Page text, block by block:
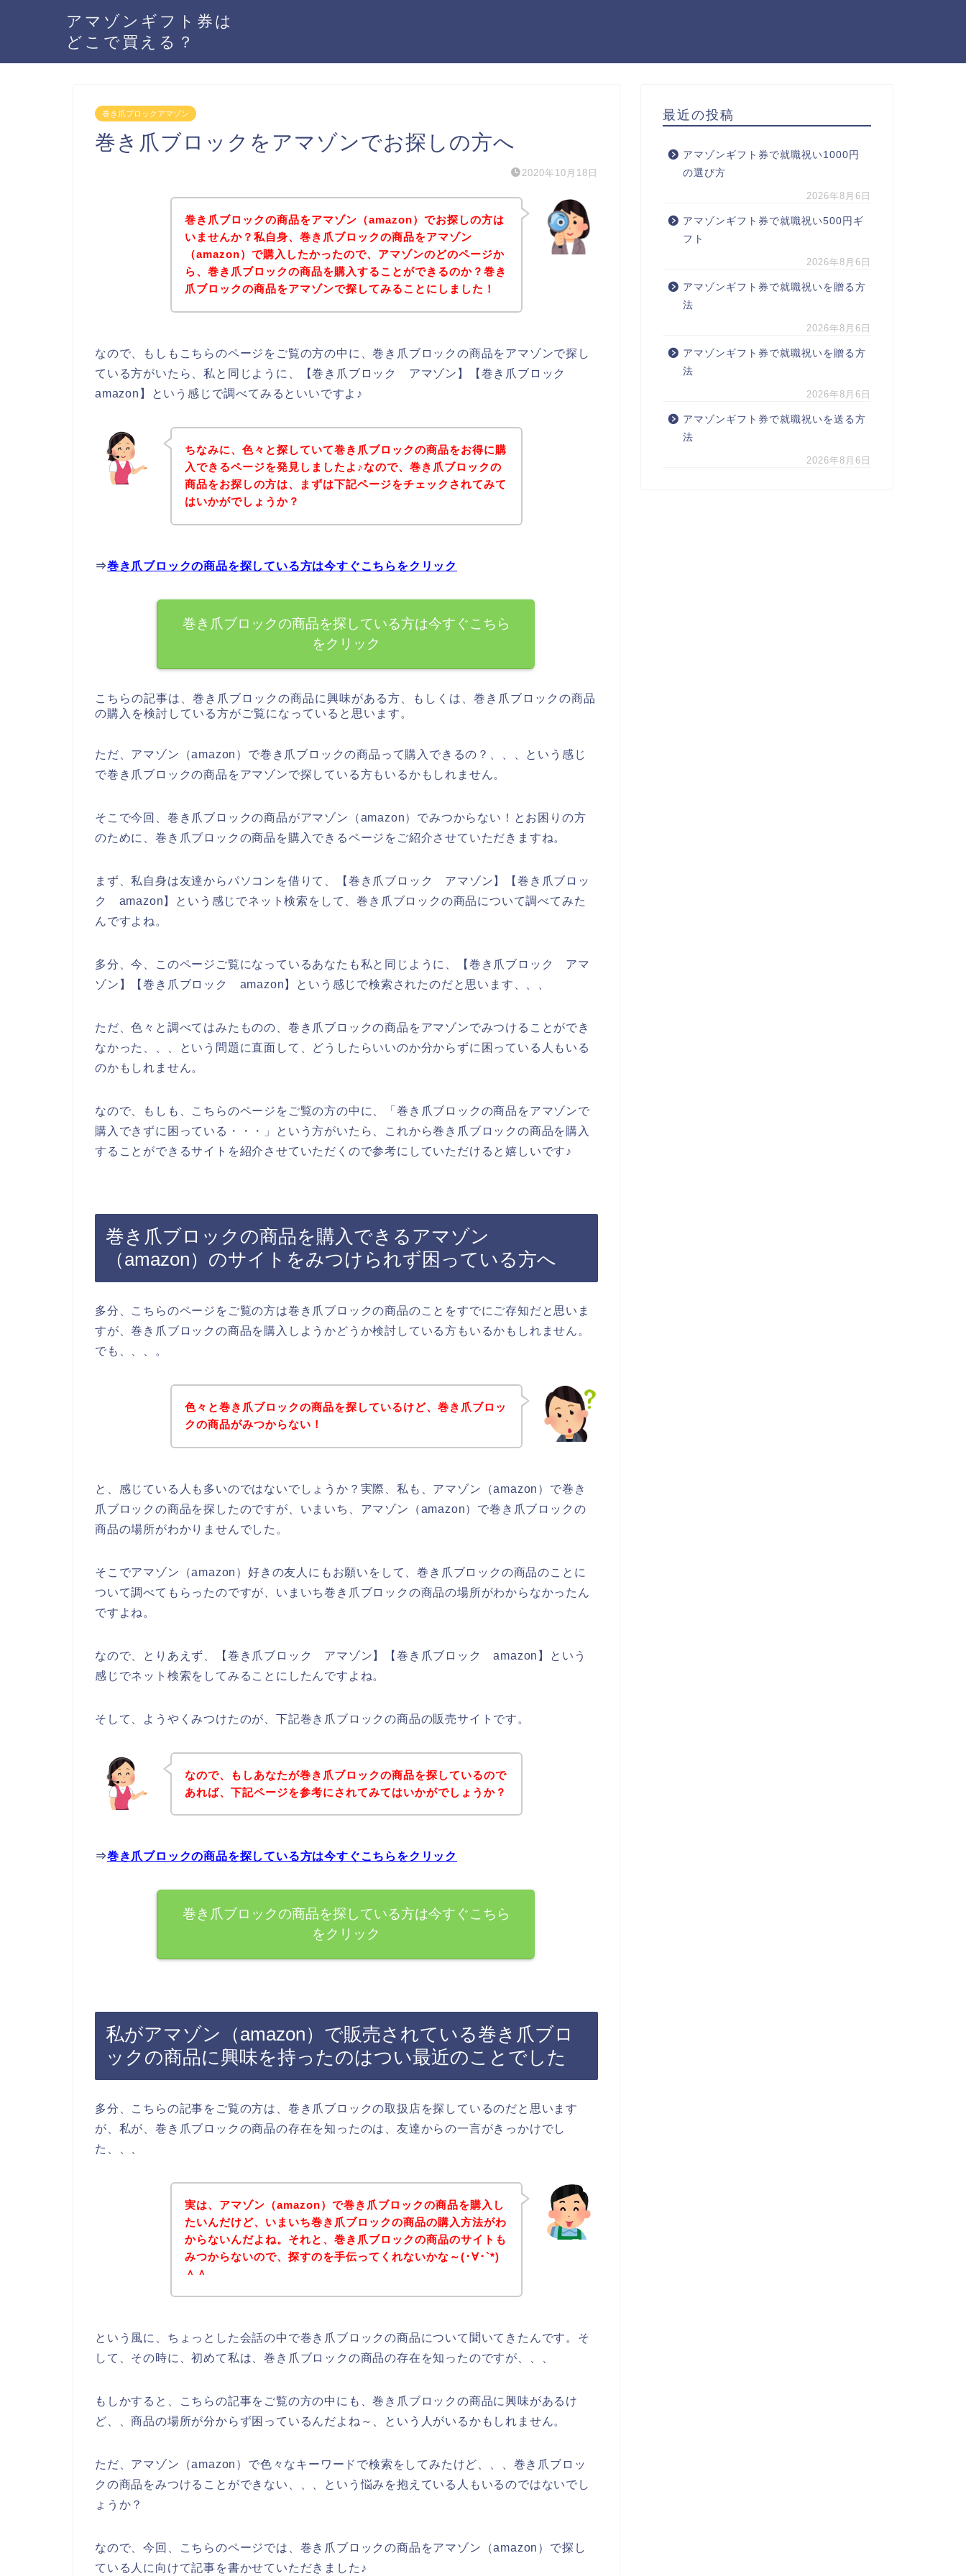
アマゾンギフト券は
どこで買える？
巻き爪ブロックアマゾン
巻き爪ブロックをアマゾンでお探しの方へ
2020年10月18日
巻き爪ブロックの商品をアマゾン（amazon）でお探しの方は
いませんか？私自身、巻き爪ブロックの商品をアマゾン
（amazon）で購入したかったので、アマゾンのどのページか
ら、巻き爪ブロックの商品を購入することができるのか？巻き
爪ブロックの商品をアマゾンで探してみることにしました！
なので、もしもこちらのページをご覧の方の中に、巻き爪ブロックの商品をアマゾンで探し
ている方がいたら、私と同じように、【巻き爪ブロック アマゾン】【巻き爪ブロック
amazon】という感じで調べてみるといいですよ♪
ちなみに、色々と探していて巻き爪ブロックの商品をお得に購
入できるページを発見しましたよ♪なので、巻き爪ブロックの
商品をお探しの方は、まずは下記ページをチェックされてみて
はいかがでしょうか？
⇒巻き爪ブロックの商品を探している方は今すぐこちらをクリック
巻き爪ブロックの商品を探している方は今すぐこちら
をクリック
こちらの記事は、巻き爪ブロックの商品に興味がある方、もしくは、巻き爪ブロックの商品
の購入を検討している方がご覧になっていると思います。
ただ、アマゾン（amazon）で巻き爪ブロックの商品って購入できるの？、、、という感じ
で巻き爪ブロックの商品をアマゾンで探している方もいるかもしれません。
そこで今回、巻き爪ブロックの商品がアマゾン（amazon）でみつからない！とお困りの方
のために、巻き爪ブロックの商品を購入できるページをご紹介させていただきますね。
まず、私自身は友達からパソコンを借りて、【巻き爪ブロック アマゾン】【巻き爪ブロッ
ク amazon】という感じでネット検索をして、巻き爪ブロックの商品について調べてみた
んですよね。
多分、今、このページご覧になっているあなたも私と同じように、【巻き爪ブロック アマ
ゾン】【巻き爪ブロック amazon】という感じで検索されたのだと思います、、、
ただ、色々と調べてはみたものの、巻き爪ブロックの商品をアマゾンでみつけることができ
なかった、、、という問題に直面して、どうしたらいいのか分からずに困っている人もいる
のかもしれません。
なので、もしも、こちらのページをご覧の方の中に、「巻き爪ブロックの商品をアマゾンで
購入できずに困っている・・・」という方がいたら、これから巻き爪ブロックの商品を購入
することができるサイトを紹介させていただくので参考にしていただけると嬉しいです♪
巻き爪ブロックの商品を購入できるアマゾン
（amazon）のサイトをみつけられず困っている方へ
多分、こちらのページをご覧の方は巻き爪ブロックの商品のことをすでにご存知だと思いま
すが、巻き爪ブロックの商品を購入しようかどうか検討している方もいるかもしれません。
でも、、、。
色々と巻き爪ブロックの商品を探しているけど、巻き爪ブロッ
クの商品がみつからない！
と、感じている人も多いのではないでしょうか？実際、私も、アマゾン（amazon）で巻き
爪ブロックの商品を探したのですが、いまいち、アマゾン（amazon）で巻き爪ブロックの
商品の場所がわかりませんでした。
そこでアマゾン（amazon）好きの友人にもお願いをして、巻き爪ブロックの商品のことに
ついて調べてもらったのですが、いまいち巻き爪ブロックの商品の場所がわからなかったん
ですよね。
なので、とりあえず、【巻き爪ブロック アマゾン】【巻き爪ブロック amazon】という
感じでネット検索をしてみることにしたんですよね。
そして、ようやくみつけたのが、下記巻き爪ブロックの商品の販売サイトです。
なので、もしあなたが巻き爪ブロックの商品を探しているので
あれば、下記ページを参考にされてみてはいかがでしょうか？
⇒巻き爪ブロックの商品を探している方は今すぐこちらをクリック
巻き爪ブロックの商品を探している方は今すぐこちら
をクリック
私がアマゾン（amazon）で販売されている巻き爪ブロ
ックの商品に興味を持ったのはつい最近のことでした
多分、こちらの記事をご覧の方は、巻き爪ブロックの取扱店を探しているのだと思います
が、私が、巻き爪ブロックの商品の存在を知ったのは、友達からの一言がきっかけでし
た、、、
実は、アマゾン（amazon）で巻き爪ブロックの商品を購入し
たいんだけど、いまいち巻き爪ブロックの商品の購入方法がわ
からないんだよね。それと、巻き爪ブロックの商品のサイトも
みつからないので、探すのを手伝ってくれないかな～(･∀･`*)
＾＾
という風に、ちょっとした会話の中で巻き爪ブロックの商品について聞いてきたんです。そ
して、その時に、初めて私は、巻き爪ブロックの商品の存在を知ったのですが、、、
もしかすると、こちらの記事をご覧の方の中にも、巻き爪ブロックの商品に興味があるけ
ど、、商品の場所が分からず困っているんだよね～、という人がいるかもしれません。
ただ、アマゾン（amazon）で色々なキーワードで検索をしてみたけど、、、巻き爪ブロッ
クの商品をみつけることができない、、、という悩みを抱えている人もいるのではないでし
ょうか？
なので、今回、こちらのページでは、巻き爪ブロックの商品をアマゾン（amazon）で探し
ている人に向けて記事を書かせていただきました♪
最近の投稿
アマゾンギフト券で就職祝い1000円
の選び方
2026年8月6日
アマゾンギフト券で就職祝い500円ギ
フト
2026年8月6日
アマゾンギフト券で就職祝いを贈る方
法
2026年8月6日
アマゾンギフト券で就職祝いを贈る方
法
2026年8月6日
アマゾンギフト券で就職祝いを送る方
法
2026年8月6日